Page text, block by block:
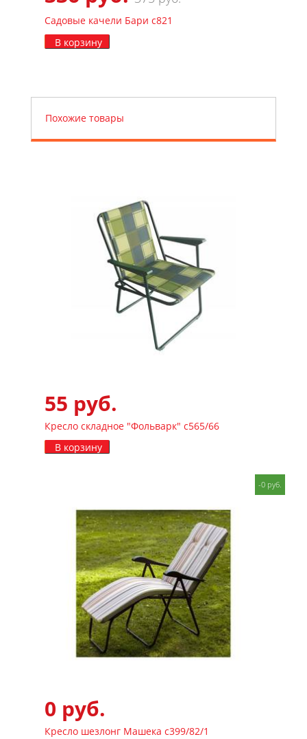
Садовые качели Бари с821
В корзину
Похожие товары
55 руб.
Кресло складное "Фольварк" с565/66
В корзину
-0 руб.
0 руб.
Кресло шезлонг Машека с399/82/1